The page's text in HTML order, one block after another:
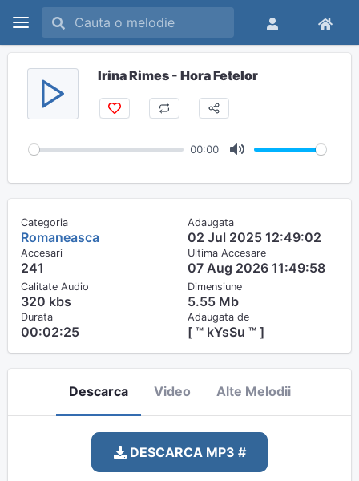
Irina Rimes - Hora Fetelor
00:00
u
e
Categoria
Romaneasca
Adaugata
02 Jul 2025 12:49:02
Accesari
241
Ultima Accesare
07 Aug 2026 11:49:58
Calitate Audio
320 kbs
Dimensiune
5.55 Mb
Durata
00:02:25
Adaugata de
[ ™ kYsSu ™ ]
Descarca Video Alte Melodii
DESCARCA MP3 #